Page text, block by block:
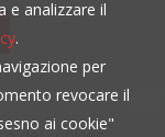
e analizzare il
.
per
revocare il
ai cookie"